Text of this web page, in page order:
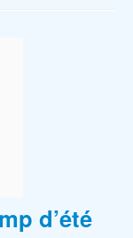
d’été